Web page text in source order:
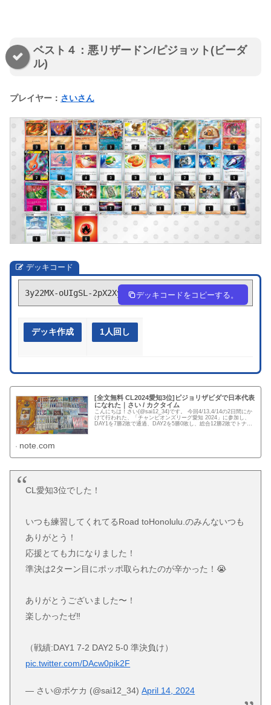
ベスト４：悪リザードン/ピジョット(ビーダ
ル)
プレイヤー： さいさん
デッキコード
3y22MX-oUIgSL-2pX2Xy デッキコードをコピーする。
デッキ作成 1人回し
[全文無料 CL2024愛知3位]ピジョリザビダで日本代表
になれた｜さい / カクタイム
こんにちは！さい(@sai12_34)です。 今回4/13,4/14の2日間にか
けて行われた、「チャンピオンズリーグ愛知 2024」に参加し、
DAY1を7勝2敗で通過、DAY2を5勝0敗し、総合12勝2敗でトナメ
note.com
CL愛知3位でした！
いつも練習してくれてるRoad toHonolulu.のみんないつも
ありがとう！
応援とても力になりました！
準決は2ターン目にポッポ取られたのが辛かった！😭
ありがとうございました〜！
楽しかったゼ‼️
（戦績:DAY1 7-2 DAY2 5-0 準決負け）
pic.twitter.com/DAcw0pik2F
— さい@ポケカ (@sai12_34)April 14, 2024